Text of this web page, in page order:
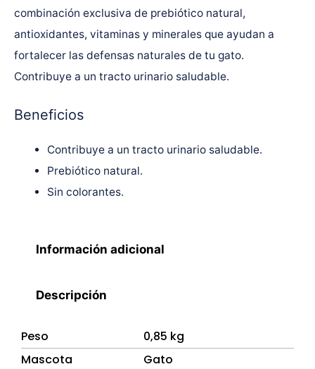
combinación exclusiva de prebiótico natural,
antioxidantes, vitaminas y minerales que ayudan a
fortalecer las defensas naturales de tu gato.
Contribuye a un tracto urinario saludable.
Beneficios
Contribuye a un tracto urinario saludable.
Prebiótico natural.
Sin colorantes.
Información adicional
Descripción
Peso
0,85 kg
Mascota
Gato